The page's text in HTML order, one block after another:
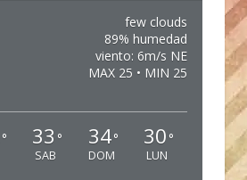
few clouds
89% humedad
viento: 6m/s NE
MAX 25 • MIN 25
° 33 °
SAB
34°
DOM
30 °
LUN